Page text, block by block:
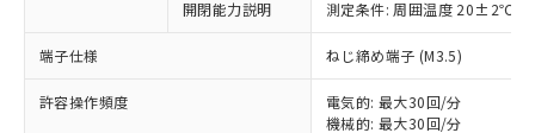
開閉能力説明 測定条件: 周囲温度 20±2℃、
端子仕様 ねじ締め端子 (M3.5)
許容操作頻度
電気的: 最大30回/分
機械的: 最大30回/分
以下の条件をお読みいただき、同意のうえ
ご利用ください。
本サービスは、当社制御機器事業取扱
商品の当社在庫状況および標準価格
対応予定なし：EU RoHS指令（10物質）の
非含有に非対応の商品で、対応品を出す予
定はありません。
非含有の対応状況を調査中または確認中の
※1 中国RoHS○×表